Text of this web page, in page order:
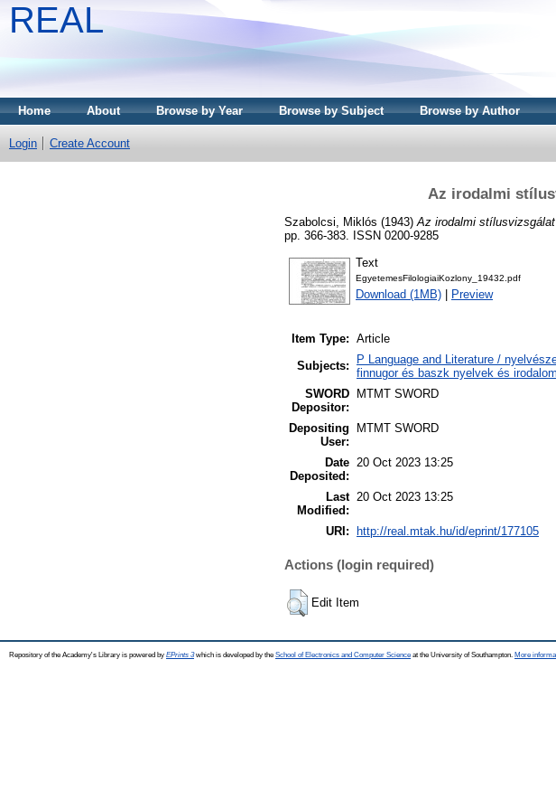
REAL
Home About Browse by Year Browse by Subject Browse by Author
Login Create Account
Az irodalmi
Szabolcsi, Miklós (1943) Az irodalmi
pp. 366-383. ISSN 0200-9285
Text
EgyetemesFilologiaiKozlony_19432.pdf
Download (1MB) Preview
Item Type: Article
Subjects:
P Language and Literature /
finnugor és baszk nyelvek és
SWORD
Depositor:
MTMT SWORD
Depositing
User:
MTMT SWORD
Date
Deposited:
20 Oct 2023 13:25
Last
Modified:
20 Oct 2023 13:25
URI: http://real.mtak.hu/id/eprint/177105
Actions (login required)
Edit Item
Repository of the Academy's Library is powered by EPrints 3which is developed by the School of Electronics and Computer Science at the University of Southampton. More